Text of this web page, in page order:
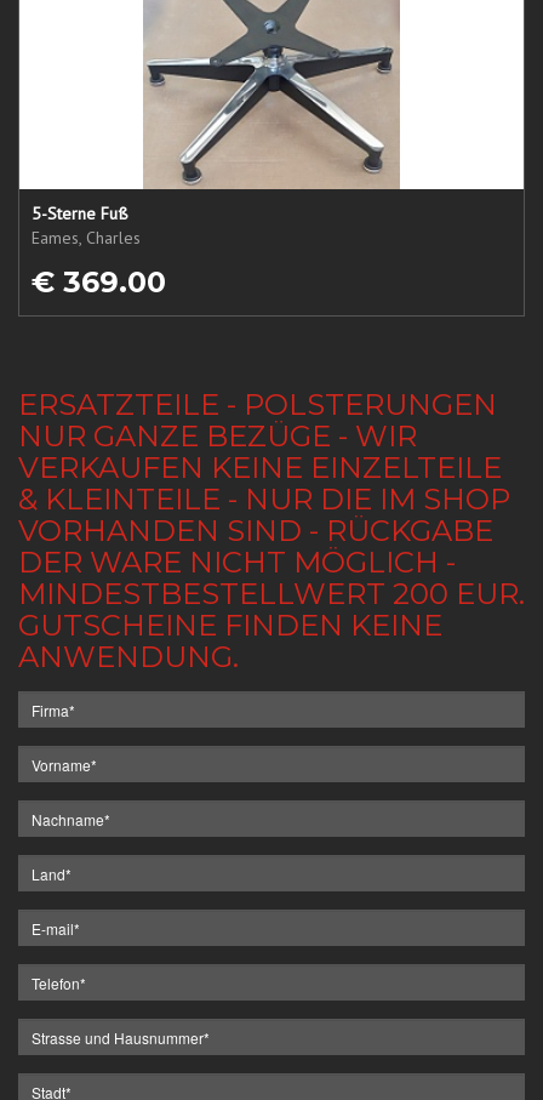
5-Sterne Fuß
Eames, Charles
€ 369.00
ERSATZTEILE - POLSTERUNGEN
NUR GANZE BEZÜGE - WIR
VERKAUFEN KEINE EINZELTEILE
& KLEINTEILE - NUR DIE IM SHOP
VORHANDEN SIND - RÜCKGABE
DER WARE NICHT MÖGLICH -
MINDESTBESTELLWERT 200 EUR.
GUTSCHEINE FINDEN KEINE
ANWENDUNG.